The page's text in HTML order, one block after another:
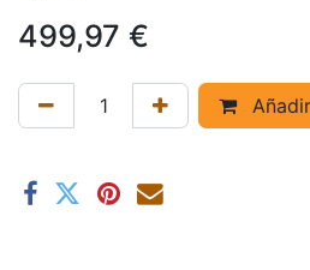
499,97 €